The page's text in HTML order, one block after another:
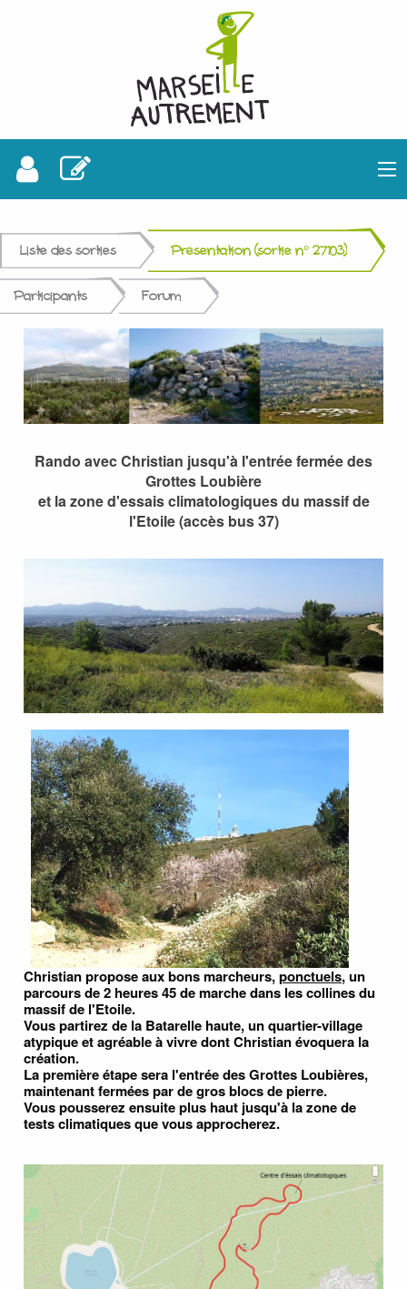
Liste des sorties Présentation (sortie n° 27103)
Participants Forum
Rando avec Christian jusqu'à l'entrée fermée des
Grottes Loubière
et la zone d'essais climatologiques du massif de
l'Etoile (accès bus 37)
Christian propose aux bons marcheurs,ponctuels, un
parcours de 2 heures 45 de marche dans les collines du
massif de l'Etoile.
Vous partirez de la Batarelle haute, un quartier-village
atypique et agréable à vivre dont Christian évoquera la
création.
La première étape sera l'entrée des Grottes Loubières,
maintenant fermées par de gros blocs de pierre.
Vous pousserez ensuite plus haut jusqu'à la zone de
tests climatiques que vous approcherez.